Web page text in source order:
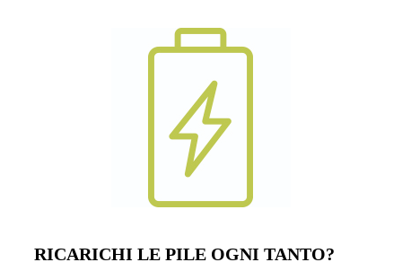
RICARICHI LE PILE OGNI TANTO?